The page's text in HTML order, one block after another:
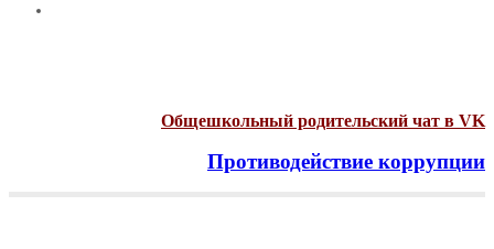
Общешкольный родительский чат в VK
Противодействие коррупции